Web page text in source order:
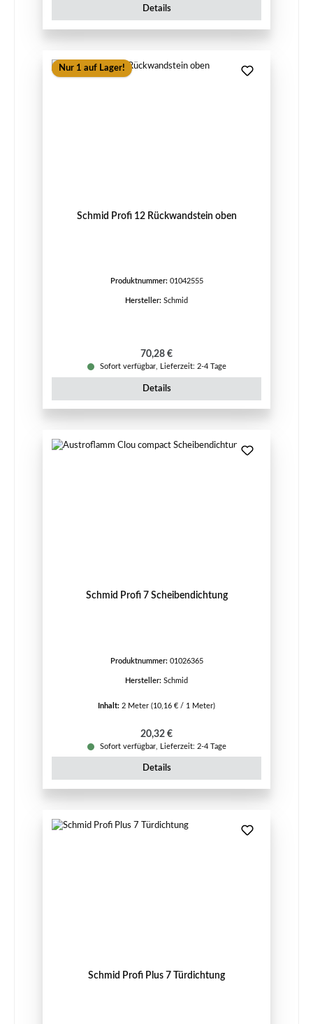
Details
Nur 1 auf Lager!
Schmid Profi 12 Rückwandstein oben
Produktnummer: 01042555
Hersteller: Schmid
Regulärer Preis:
70,28 €
Sofort verfügbar, Lieferzeit: 2-4 Tage
Details
Schmid Profi 7 Scheibendichtung
Produktnummer: 01026365
Hersteller: Schmid
Inhalt: 2 Meter (10,16 € / 1 Meter)
Regulärer Preis:
20,32 €
Sofort verfügbar, Lieferzeit: 2-4 Tage
Details
Schmid Profi Plus 7 Türdichtung